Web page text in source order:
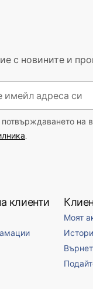
с новините и
на
.
клиенти
Моят